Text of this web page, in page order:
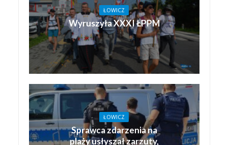
ŁOWICZ
Wyruszyła XXXI ŁPPM
ŁOWICZ
Sprawca zdarzenia na
plaży usłyszał zarzuty,